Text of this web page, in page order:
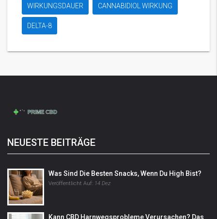
WIRKUNGSDAUER CANNABIDIOL WIRKUNG
DELTA-8
NEUESTE BEITRÄGE
Was Sind Die Besten Snacks, Wenn Du High Bist?
Veröffentlicht Auf: 14 Dez
Kann CBD Harnwegsprobleme Verursachen? Das